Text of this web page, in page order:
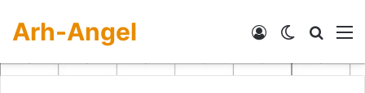
Arh-Angel Switch skin
Войти